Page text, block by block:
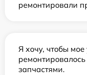
ремонтировали
Я хочу, чтобы мое
запчастями.